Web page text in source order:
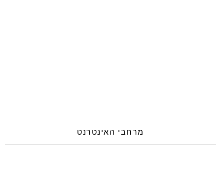
מרחבי האינטרנט